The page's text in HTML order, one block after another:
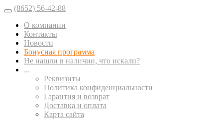
(8652) 56-42-88
О компании
Контакты
Новости
Бонусная программа
Не нашли в наличии, что искали?
...
Реквизиты
Политика конфиденциальности
Гарантия и возврат
Доставка и оплата
Карта сайта